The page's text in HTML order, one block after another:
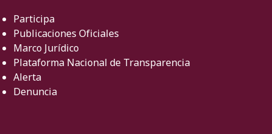
Participa
Publicaciones Oficiales
Marco Jurídico
Plataforma Nacional de Transparencia
Alerta
Denuncia